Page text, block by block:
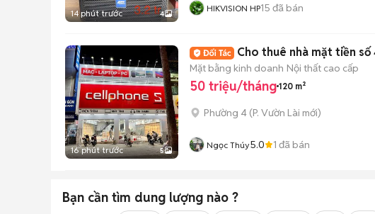
14 phút trước 4 HIKVISION HP15 đã bán
16 phút trước 5
Cho thuê nhà mặt tiền số
Mặt bằng kinh doanh Nội thất cao cấp
50 triệu/tháng 120 m²
Phường 4 (P. Vườn Lài mới)
Ngọc Thúy5.0 1 đã bán
Bạn cần tìm dung lượng nào ?